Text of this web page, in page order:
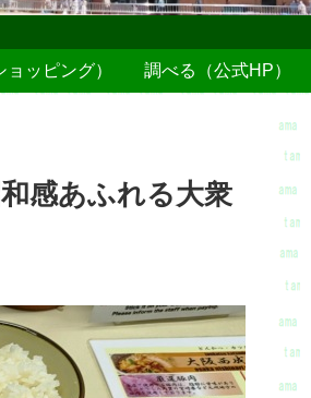
ョッピング） 調べる（公式HP）
感あふれる大衆